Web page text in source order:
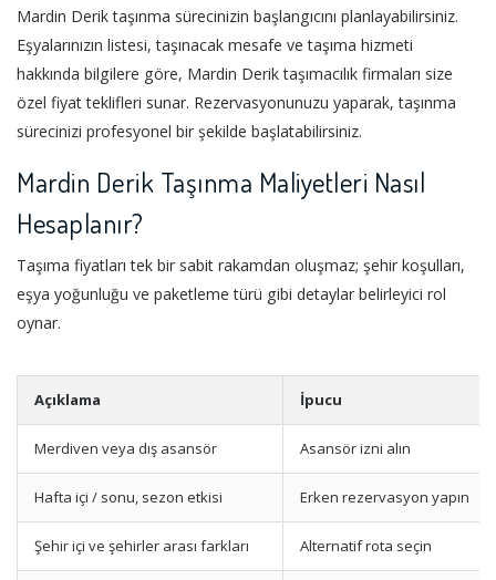
Mardin Derik taşınma sürecinizin başlangıcını planlayabilirsiniz.
Eşyalarınızın listesi, taşınacak mesafe ve taşıma hizmeti
hakkında bilgilere göre, Mardin Derik taşımacılık firmaları size
özel fiyat teklifleri sunar. Rezervasyonunuzu yaparak, taşınma
sürecinizi profesyonel bir şekilde başlatabilirsiniz.
Mardin Derik Taşınma Maliyetleri Nasıl
Hesaplanır?
Taşıma fiyatları tek bir sabit rakamdan oluşmaz; şehir koşulları,
eşya yoğunluğu ve paketleme türü gibi detaylar belirleyici rol
oynar.
Açıklama İpucu
Merdiven veya dış asansör Asansör izni alın
Hafta içi / sonu, sezon etkisi Erken rezervasyon yapın
Şehir içi ve şehirler arası farkları Alternatif rota seçin